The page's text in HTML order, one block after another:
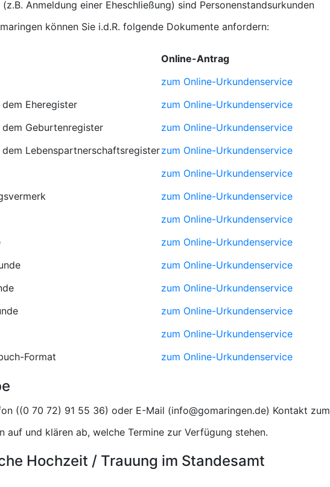
Anmeldung einer Eheschließung) sind Personenstandsurkunden
können Sie i.d.R. folgende Dokumente anfordern:
Online-Antrag
zum Online-Urkundenservice
Eheregister
zum Online-Urkundenservice
Geburtenregister
zum Online-Urkundenservice
Lebenspartnerschaftsregisterzum Online-Urkundenservice
zum Online-Urkundenservice
zum Online-Urkundenservice
zum Online-Urkundenservice
zum Online-Urkundenservice
zum Online-Urkundenservice
zum Online-Urkundenservice
zum Online-Urkundenservice
zum Online-Urkundenservice
Format
zum Online-Urkundenservice
( ) oder E-Mail (
) Kontakt zum
auf und klären ab, welche Termine zur Verfügung stehen.
Hochzeit / Trauung im Standesamt